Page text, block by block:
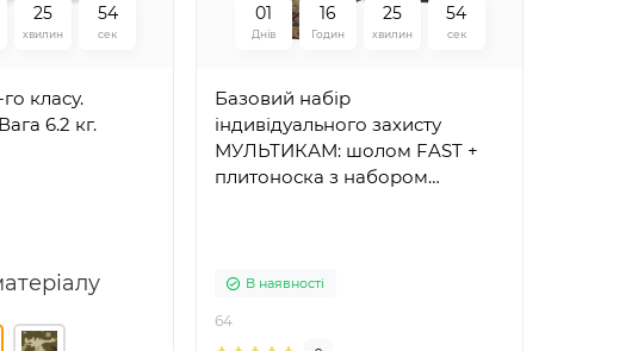
25
хвилин
52
сек
класу.
6.2 кг.
01
Днів
16
Годин
25
хвилин
52
сек
Базовий набір
індивідуального захисту
МУЛЬТИКАМ: шолом FAST +
плитоноска з набором
В наявності
64